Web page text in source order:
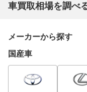
車買取相場を調べ
メーカーから探す
国産車